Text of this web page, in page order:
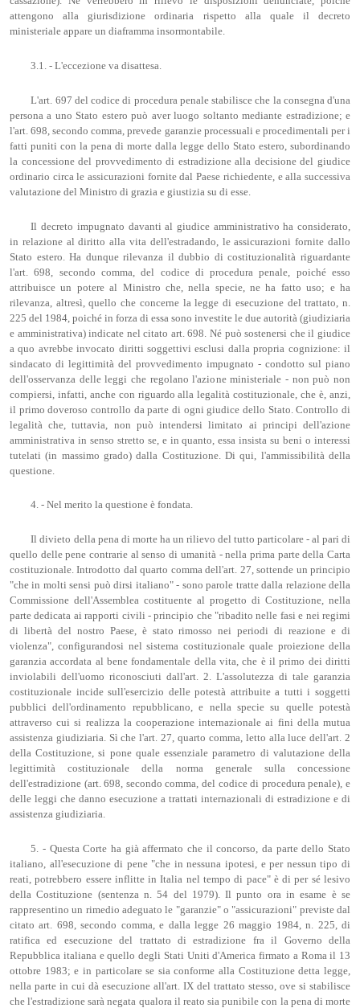
attengono alla giurisdizione ordinaria rispetto alla quale il decreto
ministeriale appare un diaframma insormontabile.
3.1. - L'eccezione va disattesa.
L'art. 697 del codice di procedura penale stabilisce che la consegna d'una
persona a uno Stato estero può aver luogo soltanto mediante estradizione; e
l'art. 698, secondo comma, prevede garanzie processuali e procedimentali per i
fatti puniti con la pena di morte dalla legge dello Stato estero, subordinando
la concessione del provvedimento di estradizione alla decisione del giudice
ordinario circa le assicurazioni fornite dal Paese richiedente, e alla successiva
valutazione del Ministro di grazia e giustizia su di esse.
Il decreto impugnato davanti al giudice amministrativo ha considerato,
in relazione al diritto alla vita dell'estradando, le assicurazioni fornite dallo
Stato estero. Ha dunque rilevanza il dubbio di costituzionalità riguardante
l'art. 698, secondo comma, del codice di procedura penale, poiché esso
attribuisce un potere al Ministro che, nella specie, ne ha fatto uso; e ha
rilevanza, altresì, quello che concerne la legge di esecuzione del trattato, n.
225 del 1984, poiché in forza di essa sono investite le due autorità (giudiziaria
e amministrativa) indicate nel citato art. 698. Né può sostenersi che il giudice
a quo avrebbe invocato diritti soggettivi esclusi dalla propria cognizione: il
sindacato di legittimità del provvedimento impugnato - condotto sul piano
dell'osservanza delle leggi che regolano l'azione ministeriale - non può non
compiersi, infatti, anche con riguardo alla legalità costituzionale, che è, anzi,
il primo doveroso controllo da parte di ogni giudice dello Stato. Controllo di
legalità che, tuttavia, non può intendersi limitato ai principi dell'azione
amministrativa in senso stretto se, e in quanto, essa insista su beni o interessi
tutelati (in massimo grado) dalla Costituzione. Di qui, l'ammissibilità della
questione.
4. - Nel merito la questione è fondata.
Il divieto della pena di morte ha un rilievo del tutto particolare - al pari di
quello delle pene contrarie al senso di umanità - nella prima parte della Carta
costituzionale. Introdotto dal quarto comma dell'art. 27, sottende un principio
"che in molti sensi può dirsi italiano" - sono parole tratte dalla relazione della
Commissione dell'Assemblea costituente al progetto di Costituzione, nella
parte dedicata ai rapporti civili - principio che "ribadito nelle fasi e nei regimi
di libertà del nostro Paese, è stato rimosso nei periodi di reazione e di
violenza", configurandosi nel sistema costituzionale quale proiezione della
garanzia accordata al bene fondamentale della vita, che è il primo dei diritti
inviolabili dell'uomo riconosciuti dall'art. 2. L'assolutezza di tale garanzia
costituzionale incide sull'esercizio delle potestà attribuite a tutti i soggetti
pubblici dell'ordinamento repubblicano, e nella specie su quelle potestà
attraverso cui si realizza la cooperazione internazionale ai fini della mutua
assistenza giudiziaria. Sì che l'art. 27, quarto comma, letto alla luce dell'art. 2
della Costituzione, si pone quale essenziale parametro di valutazione della
legittimità costituzionale della norma generale sulla concessione
dell'estradizione (art. 698, secondo comma, del codice di procedura penale), e
delle leggi che danno esecuzione a trattati internazionali di estradizione e di
assistenza giudiziaria.
5. - Questa Corte ha già affermato che il concorso, da parte dello Stato
italiano, all'esecuzione di pene "che in nessuna ipotesi, e per nessun tipo di
reati, potrebbero essere inflitte in Italia nel tempo di pace" è di per sé lesivo
della Costituzione (sentenza n. 54 del 1979). Il punto ora in esame è se
rappresentino un rimedio adeguato le "garanzie" o "assicurazioni" previste dal
citato art. 698, secondo comma, e dalla legge 26 maggio 1984, n. 225, di
ratifica ed esecuzione del trattato di estradizione fra il Governo della
Repubblica italiana e quello degli Stati Uniti d'America firmato a Roma il 13
ottobre 1983; e in particolare se sia conforme alla Costituzione detta legge,
nella parte in cui dà esecuzione all'art. IX del trattato stesso, ove si stabilisce
che l'estradizione sarà negata qualora il reato sia punibile con la pena di morte